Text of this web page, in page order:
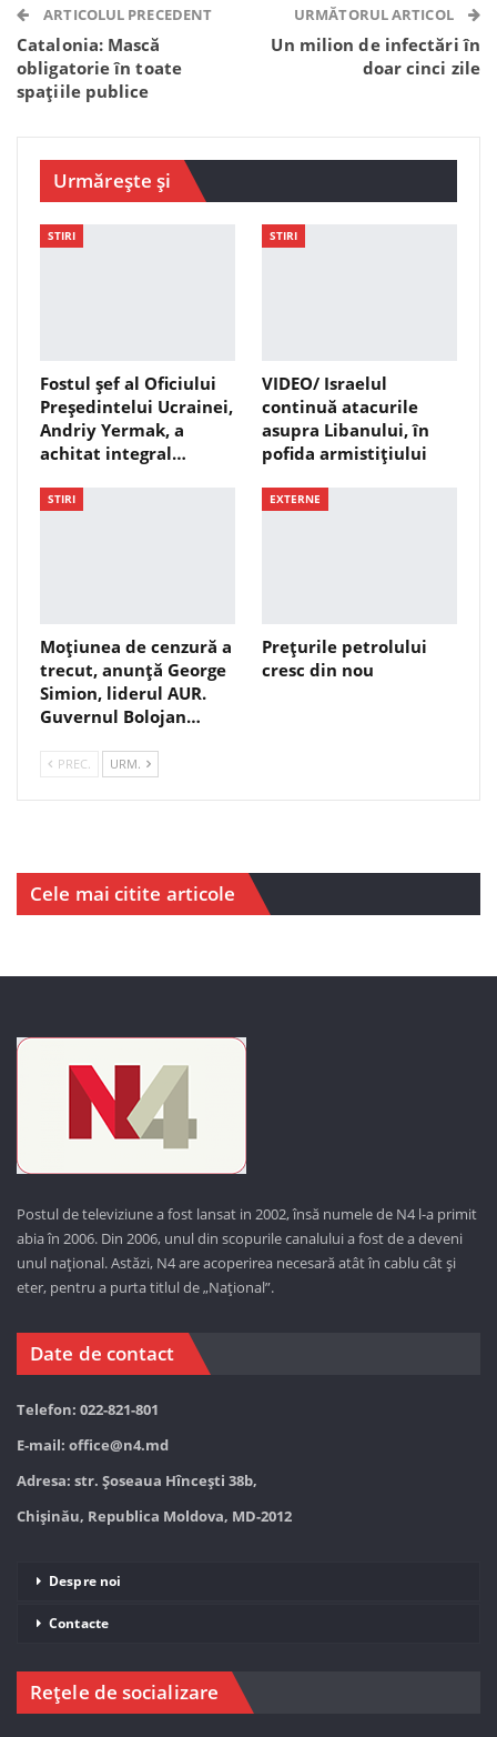
Telegram WhatsApp Viber
ARTICOLUL PRECEDENT
Catalonia: Mască
obligatorie în toate
spațiile publice
URMĂTORUL ARTICOL
Un milion de infectări în
doar cinci zile
Urmărește și
STIRI
Fostul șef al Oficiului
Președintelui Ucrainei,
Andriy Yermak, a
achitat integral…
STIRI
VIDEO/ Israelul
continuă atacurile
asupra Libanului, în
pofida armistițiului
STIRI
Moțiunea de cenzură a
trecut, anunță George
Simion, liderul AUR.
Guvernul Bolojan…
EXTERNE
Prețurile petrolului
cresc din nou
PREC. URM.
Cele mai citite articole
Postul de televiziune a fost lansat in 2002, însă numele de N4 l-a primit
abia în 2006. Din 2006, unul din scopurile canalului a fost de a deveni
unul național. Astăzi, N4 are acoperirea necesară atât în cablu cât și
eter, pentru a purta titlul de „Național”.
Date de contact
Telefon: 022-821-801
E-mail: office@n4.md
Adresa: str. Șoseaua Hînceşti 38b,
Chișinău, Republica Moldova, MD-2012
Despre noi
Contacte
Rețele de socializare